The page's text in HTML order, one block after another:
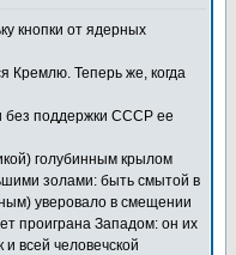
кнопки от ядерных
Кремлю. Теперь же, когда
без поддержки СССР ее
голубинным крылом
золами: быть смытой в
уверовало в смещении
проиграна Западом: он их
всей человечской